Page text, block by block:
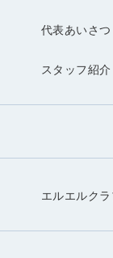
代表あいさつ
スタッフ紹介
エルエルク